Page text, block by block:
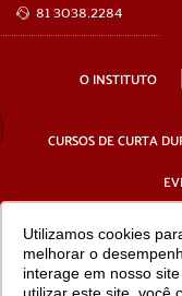
Utilizamos cookies
melhorar o
interage em nosso
81 3038.2284
O INSTITUTO
CURSOS DE CURTA
Av. Gov. Agamenon